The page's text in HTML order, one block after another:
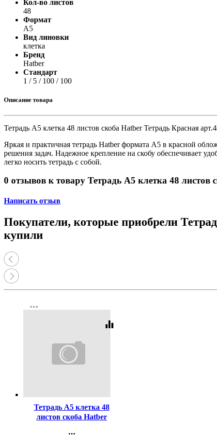
Кол-во листов
48
Формат
А5
Вид линовки
клетка
Бренд
Hatber
Стандарт
1 / 5 / 100 / 100
Описание товара
Тетрадь А5 клетка 48 листов скоба Hatber Тетрадь Красная
Яркая и практичная тетрадь Hatber формата А5 в красной
решения задач. Надежное крепление на скобу обеспечивает
легко носить тетрадь с собой.
0 отзывов к товару Тетрадь А5 клетка 48
Написать отзыв
Покупатели, которые приобрели
купили
more_horiz
equalizer
Тетрадь А5 клетка 48
листов скоба Hatber
...